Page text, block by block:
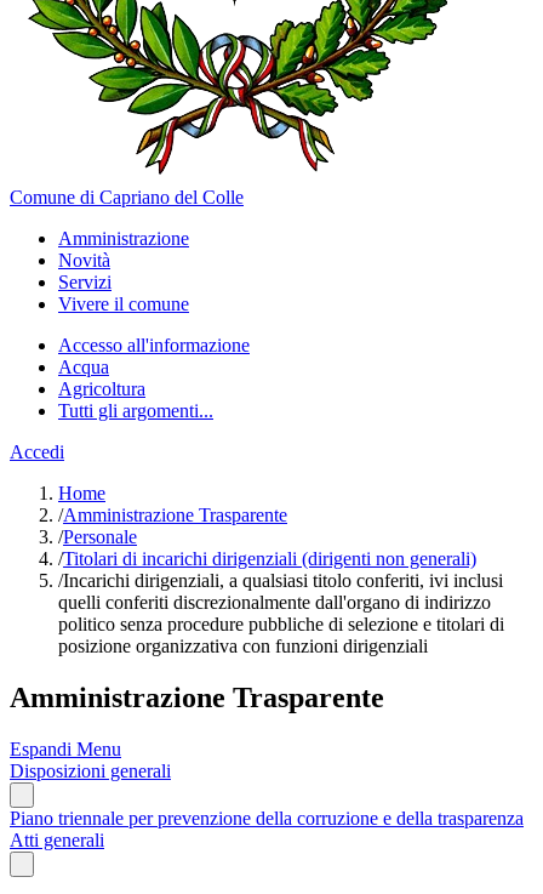
Comune di Capriano del Colle
Amministrazione
Novità
Servizi
Vivere il comune
Accesso all'informazione
Acqua
Agricoltura
Tutti gli argomenti...
Accedi
Home
/Amministrazione Trasparente
/Personale
/Titolari di incarichi dirigenziali (dirigenti non generali)
/Incarichi dirigenziali, a qualsiasi titolo conferiti, ivi inclusi
quelli conferiti discrezionalmente dall'organo di indirizzo
politico senza procedure pubbliche di selezione e titolari di
posizione organizzativa con funzioni dirigenziali
Amministrazione Trasparente
Espandi Menu
Disposizioni generali
Piano triennale per prevenzione della corruzione e della trasparenza
Atti generali